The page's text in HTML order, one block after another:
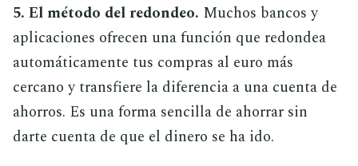
5. El método del redondeo. Muchos bancos y
aplicaciones ofrecen una función que redondea
automáticamente tus compras al euro más
cercano y transfiere la diferencia a una cuenta de
ahorros. Es una forma sencilla de ahorrar sin
darte cuenta de que el dinero se ha ido.